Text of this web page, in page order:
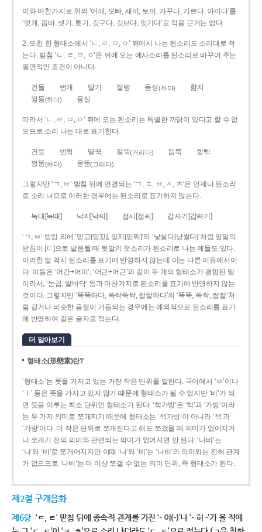
이와 마찬가지로 위의 ‘어깨, 오빠, 새끼, 토끼, 가꾸다, 기쁘다, 아끼다’를
‘엇개, 옵바, 샛기, 톳기, 갓구다, 깃브다, 앗기다’로 적을 근거는 없다.
2. 또한 한 형태소에서 ‘ㄴ, ㄹ, ㅁ, ㅇ’ 뒤에서 나는 된소리도 소리대로 적
는다. 받침 ‘ㄴ, ㄹ, ㅁ, ㅇ’은 뒤에 오는 예사소리를 된소리로 바꾸어 주는
필연적인 조건이 아니다.
건들 번개 딸기 절벙 듬성(하다)
함지
껑둥(하다) 뭉실
따라서 ‘ㄴ, ㄹ, ㅁ, ㅇ’ 뒤에 오는 된소리는 특별한 까닭이 있다고 할 수 없
으므로 소리 나는 대로 표기한다.
건뜻 번쩍 딸꾹 절뚝(거리다) 듬뿍
함빡
껑뚱(하다) 뭉뚱(그리다)
그렇지만 ‘ㄱ, ㅂ’ 받침 뒤에 연결되는 ‘ㄱ, ㄷ, ㅂ, ㅅ, ㅈ’은 언제나 된소리
로 소리 나므로 이러한 경우에는 된소리로 표기하지 않는다.
늑대[늑때] 낙지[낙찌] 접시[접씨] 갑자기[갑짜기]
‘ㄱ, ㅂ’ 받침 외에 ‘믿고[믿꼬], 잊지[읻찌]’와 ‘낯설다[낟썰다]’처럼 앞말의
받침이 [ㄷ]으로 발음될 때 뒷말의 첫소리가 된소리로 나는 예들도 있다.
이러한 말 역시 된소리를 표기에 반영하지 않는데 이는 다른 이유에서이
다. 이들은 ‘어간+어미’, ‘어근+어근’과 같이 두 개의 형태소가 결합된 말
이라서, ‘눈곱, 발바닥’ 등과 마찬가지로 된소리를 표기에 반영하지 않는
것이다. 그렇지만 ‘똑똑하다, 쓱싹쓱싹, 쌉쌀하다’의 ‘똑똑, 쓱싹, 쌉쌀’처
럼 같거나 비슷한 음절이 거듭되는 경우에는 예외적으로 된소리를 표기
에 반영하여 같은 글자로 적는다.
더 알아보기
형태소(形態素)란?
‘형태소’는 뜻을 가지고 있는 가장 작은 단위를 말한다. 국어에서 ‘ㅂ’이나
‘ㅣ’ 등은 뜻을 가지고 있지 않기 때문에 형태소가 될 수 없지만 ‘비’가 되
면 뜻을 이루는 최소 단위인 형태소가 된다. ‘책가방’은 ‘책’과 ‘가방’이라
는 두 가지 의미로 쪼개지기 때문에 형태소는 ‘책가방’이 아니라 ‘책’과
‘가방’이다. 더 작은 단위로 쪼개진다고 해도 쪼갰을 때 의미가 없어지거
나 쪼개기 전의 의미와 관련되는 의미가 없어지면 안 된다. ‘나비’는
‘나’와 ‘비’로 쪼개어지지만 이때 ‘나’와 ‘비’는 ‘나비’의 의미와는 전혀 관계
가 없으므로 ‘나비’는 더 이상 쪼갤 수 없는 의미 단위, 즉 형태소가 된다.
제2절 구개음화
제6항 ‘ㄷ, ㅌ’ 받침 뒤에 종속적 관계를 가진 ‘- 이(-)’나 ‘- 히 -’가 올 적에